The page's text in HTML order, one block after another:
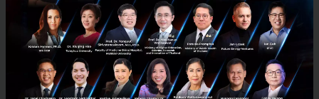
คนไม่ใช้ AI คือปลาทอง ไม่ค่อยฉลาด และจะถูกทิ้งไว้ข้างหลัง
คนที่ไม่เริ่มใช้ AI ก็คือปลาทองที่ถูกทิ้งไว้ข้างหลัง Masayoshi Son CEO
ของ SoftBank กล่าวเตือนคนที่ยังไม่เห็นถึงความสำคัญของ AI ในการ
ประชุมองค์กรระดับโลกของ Softbank ที่โตเกียว...
ตุลาคม 5, 2023 | By Techsauce Team